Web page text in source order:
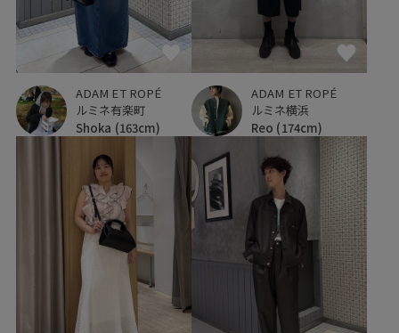
ADAM ET ROPÉ
ルミネ有楽町
Shoka (163cm)
ADAM ET ROPÉ
ルミネ横浜
Reo (174cm)